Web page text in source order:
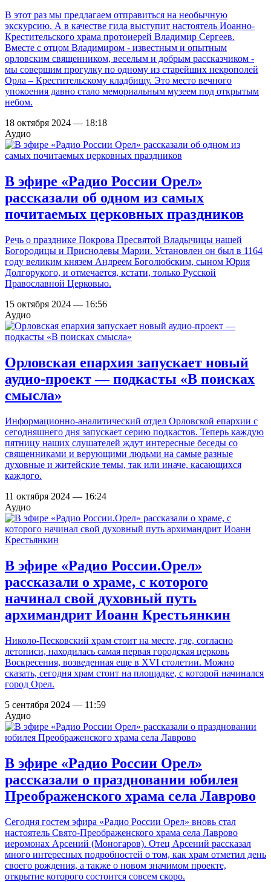
В этот раз мы предлагаем отправиться на необычную
экскурсию. А в качестве гида выступит настоятель Иоанно-
Крестительского храма протоиерей Владимир Сергеев.
Вместе с отцом Владимиром - известным и опытным
орловским священником, веселым и добрым рассказчиком -
мы совершим прогулку по одному из старейших некрополей
Орла – Крестительскому кладбищу. Это место вечного
упокоения давно стало мемориальным музеем под открытым
небом.
18 октября 2024 — 18:18
Аудио
В эфире «Радио России Орел»
рассказали об одном из самых
почитаемых церковных праздников
Речь о празднике Покрова Пресвятой Владычицы нашей
Богородицы и Приснодевы Марии. Установлен он был в 1164
году великим князем Андреем Боголюбским, сыном Юрия
Долгорукого, и отмечается, кстати, только Русской
Православной Церковью.
15 октября 2024 — 16:56
Аудио
Орловская епархия запускает новый
аудио-проект — подкасты «В поисках
смысла»
Информационно-аналитический отдел Орловской епархии с
сегодняшнего дня запускает серию подкастов. Теперь каждую
пятницу наших слушателей ждут интересные беседы со
священниками и верующими людьми на самые разные
духовные и житейские темы, так или иначе, касающихся
каждого.
11 октября 2024 — 16:24
Аудио
В эфире «Радио России.Орел»
рассказали о храме, с которого
начинал свой духовный путь
архимандрит Иоанн Крестьянкин
Николо-Песковский храм стоит на месте, где, согласно
летописи, находилась самая первая городская церковь
Воскресения, возведенная еще в XVI столетии. Можно
сказать, сегодня храм стоит на площадке, с которой начинался
город Орел.
5 сентября 2024 — 11:59
Аудио
В эфире «Радио России Орел»
рассказали о праздновании юбилея
Преображенского храма села Лаврово
Сегодня гостем эфира «Радио России Орел» вновь стал
настоятель Свято-Преображенского храма села Лаврово
иеромонах Арсений (Моногаров). Отец Арсений рассказал
много интересных подробностей о том, как храм отметил день
своего рождения, а также о новом значимом проекте,
открытие которого состоится совсем скоро.